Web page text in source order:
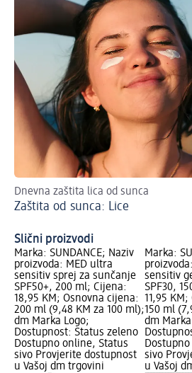
Dnevna zaštita lica od sunca
Zaštita od sunca: Lice
Slični proizvodi
Marka: SUNDANCE; Naziv
proizvoda: MED ultra
sensitiv sprej za sunčanje
SPF50+, 200 ml; Cijena:
18,95 KM; Osnovna cijena:
200 ml (9,48 KM za 100 ml);
dm Marka Logo;
Dostupnost: Status zeleno
Dostupno online, Status
sivo Provjerite dostupnost
u Vašoj dm trgovini
Marka:
sensitiv
SPF30,
11,95
150 ml
dm
sivo
u Vašoj